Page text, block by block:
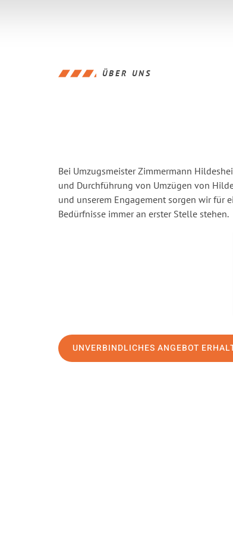
ÜBER UNS
Bei Umzugsmeister Zimmermann
und Durchführung von Umzügen von
und unserem Engagement sorgen wir für
Bedürfnisse immer an erster Stelle stehen.
UNVERBINDLICHES ANGEBOT